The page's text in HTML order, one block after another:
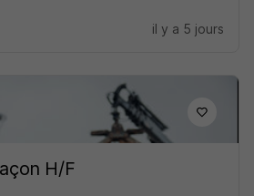
il y a 5 jours
H/F